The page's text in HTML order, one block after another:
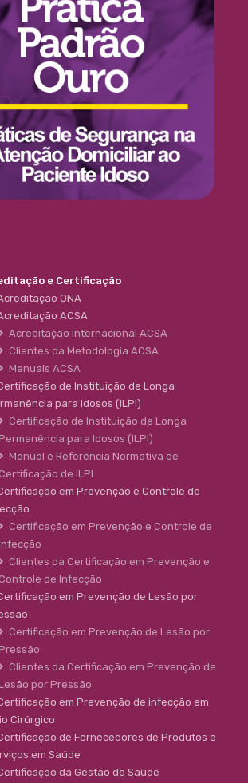
e Certificação
ONA
ACSA
Acreditação Internacional ACSA
Clientes da Metodologia ACSA
Manuais ACSA
de Instituição de Longa
para Idosos (ILPI)
Certificação de Instituição de Longa
para Idosos (ILPI)
Manual e Referência Normativa de
de ILPI
em Prevenção e Controle de
Certificação em Prevenção e Controle de
Clientes da Certificação em Prevenção e
de Infecção
em Prevenção de Lesão por
Certificação em Prevenção de Lesão por
Clientes da Certificação em Prevenção de
por Pressão
em Prevenção de infecção em
Cirúrgico
de Fornecedores de Produtos e
em Saúde
da Gestão de Saúde